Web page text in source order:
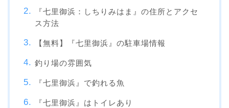
『七里御浜：しちりみはま』の住所とアクセ
ス方法
【無料】『七里御浜』の駐車場情報
釣り場の雰囲気
『七里御浜』で釣れる魚
『七里御浜』はトイレあり